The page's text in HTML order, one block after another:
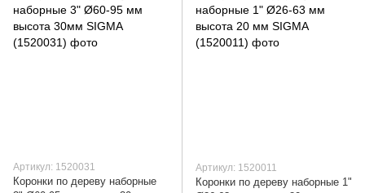
Артикул: 1520031
Коронки по дереву наборные
Артикул: 1520011
Коронки по дереву наборные 1"